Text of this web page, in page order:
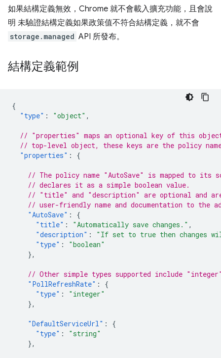
如果結構定義無效，Chrome 就不會載入擴充功能，且會說
明 未驗證結構定義如果政策值不符合結構定義，就不會
storage.managed API 所發布。
結構定義範例
{
"type" : "object" ,
// "properties" maps an optional key of this
// top-level object, these keys are the policy
"properties" : {
// The policy name "AutoSave" is mapped to its
// declares it as a simple boolean value.
// "title" and "description" are optional and are
// user-friendly name and documentation to the
"AutoSave" :
{
"title" : "Automatically save changes." ,
"description" :
"If set to true then changes
"type" :
"boolean"
},
// Other simple types supported include
"PollRefreshRate" :
{
"type" :
"integer"
},
"DefaultServiceUrl" :
{
"type" :
"string"
},